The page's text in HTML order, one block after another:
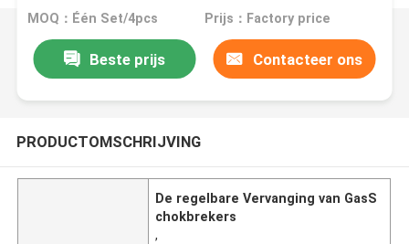
MOQ：Één Set/4pcs Prijs：Factory price
Beste prijs Contacteer ons
PRODUCTOMSCHRIJVING
De regelbare Vervanging van GasS
chokbrekers
,